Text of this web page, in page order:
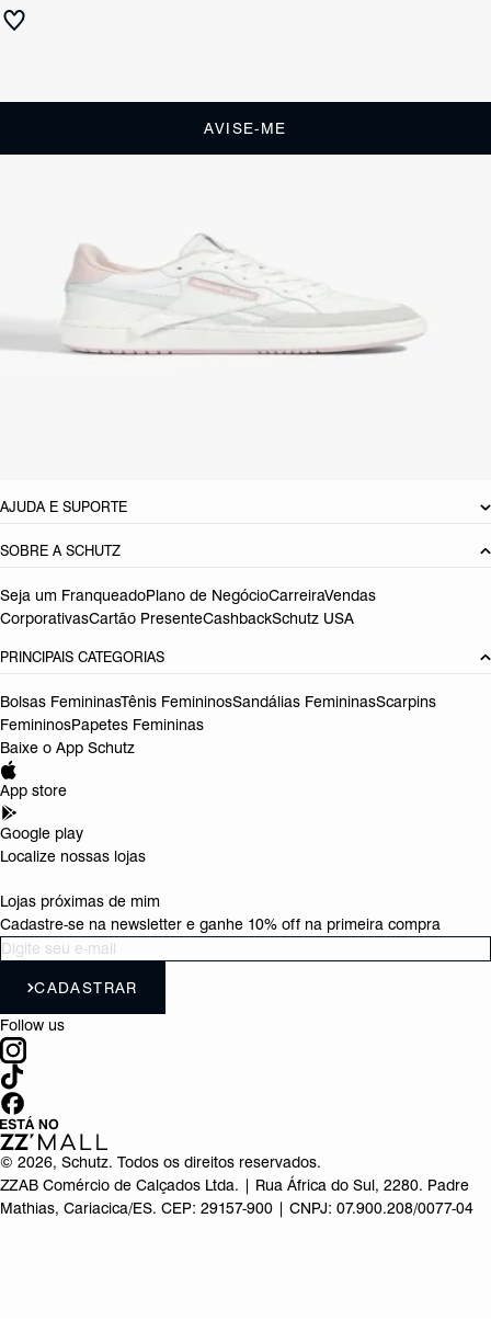
AVISE-ME
declaração de estilo! Com um design que resgata a autenticidade
retrô e a une às tendências mais quentes do momento, ele é a aposta
certa para transformar seus looks.
AJUDA E SUPORTE
SOBRE A SCHUTZ
Seja um FranqueadoPlano de NegócioCarreiraVendas
CorporativasCartão PresenteCashbackSchutz USA
PRINCIPAIS CATEGORIAS
Bolsas FemininasTênis FemininosSandálias FemininasScarpins
FemininosPapetes Femininas
Baixe o App Schutz
App store
Google play
Localize nossas lojas
Lojas próximas de mim
Cadastre-se na newsletter e ganhe 10% off na primeira compra
CADASTRAR
Follow us
© 2026, Schutz. Todos os direitos reservados.
ZZAB Comércio de Calçados Ltda. | Rua África do Sul, 2280. Padre
Mathias, Cariacica/ES. CEP: 29157-900 | CNPJ: 07.900.208/0077-04